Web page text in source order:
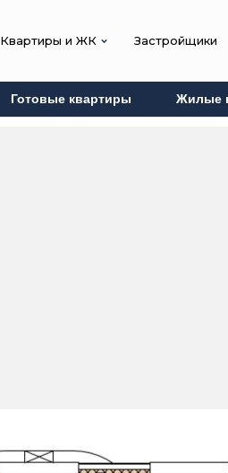
Квартиры и ЖК Застройщики
Готовые квартиры Жилые